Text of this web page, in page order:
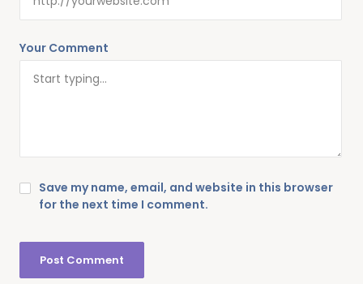
Your Comment
Save my name, email, and website in this browser
for the next time I comment.